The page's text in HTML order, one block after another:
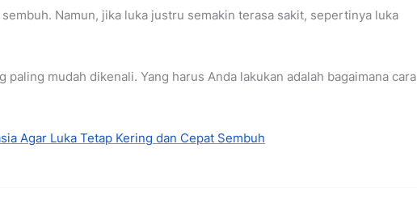
Namun, jika luka justru semakin terasa sakit, sepertinya luka
mudah dikenali. Yang harus Anda lakukan adalah bagaimana cara
Agar Luka Tetap Kering dan Cepat Sembuh